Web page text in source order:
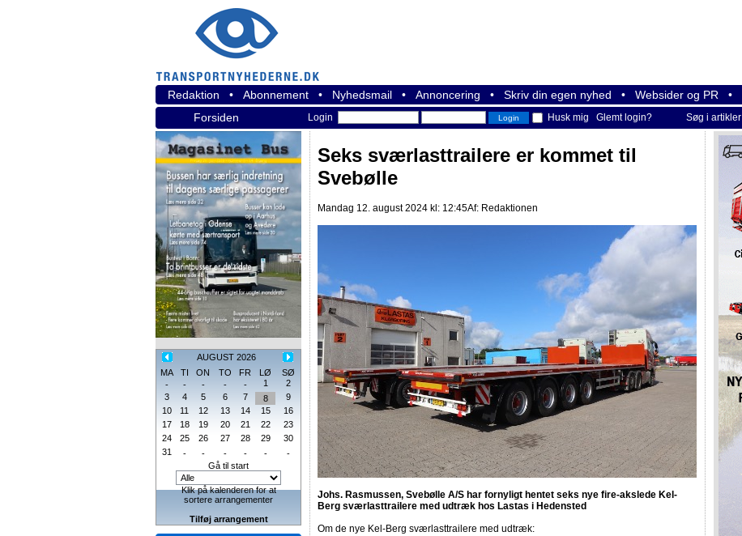
Redaktion • Abonnement • Nyhedsmail • Annoncering • Skriv din egen nyhed • Websider og PR •
Forsiden
Login Husk mig Glemt login? Søg i artikler
AUGUST 2026
MA
TI ON TO FR LØ
SØ
-
- - - - 1
2
3
4 5 6 7 8
9
10
11 12 13 14 15
16
17
18 19 20 21 22
23
24
25 26 27 28 29
30
31
- - - - -
-
Gå til start
Klik på kalenderen for at
sortere arrangementer
Tilføj arrangement
Seks sværlasttrailere er kommet til
Svebølle
Mandag 12. august 2024 kl: 12:45Af: Redaktionen
Johs. Rasmussen, Svebølle A/S har fornyligt hentet seks nye fire-akslede Kel-
Berg sværlasttrailere med udtræk hos Lastas i Hedensted
Om de nye Kel-Berg sværlasttrailere med udtræk: